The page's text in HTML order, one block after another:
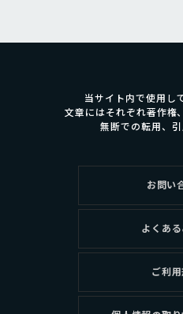
当サイト内で使用し
文章にはそれぞれ著作権
無断での転用、引
お問い
よくあ
ご利